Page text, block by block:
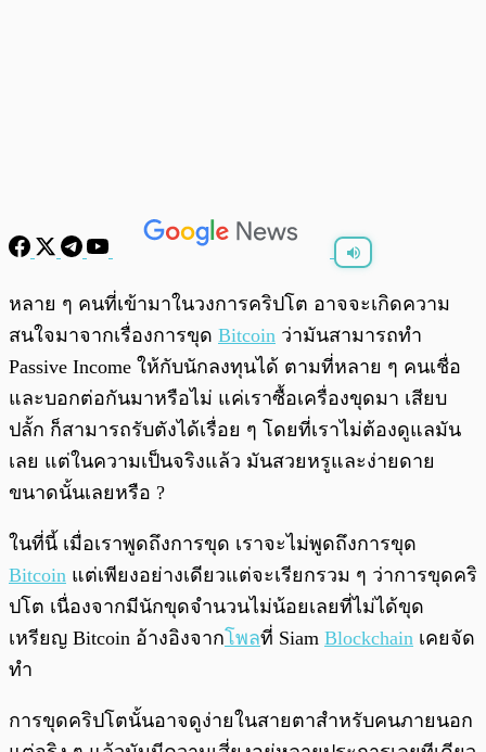
พร้อมเล่น 0:00
หลาย ๆ คนที่เข้ามาในวงการคริปโต อาจจะเกิดความ
สนใจมาจากเรื่องการขุด Bitcoin ว่ามันสามารถทำ
Passive Income ให้กับนักลงทุนได้ ตามที่หลาย ๆ คนเชื่อ
และบอกต่อกันมาหรือไม่ แค่เราซื้อเครื่องขุดมา เสียบ
ปลั้ก ก็สามารถรับตังได้เรื่อย ๆ โดยที่เราไม่ต้องดูแลมัน
เลย แต่ในความเป็นจริงแล้ว มันสวยหรูและง่ายดาย
ขนาดนั้นเลยหรือ ?
ในที่นี้ เมื่อเราพูดถึงการขุด เราจะไม่พูดถึงการขุด
Bitcoin แต่เพียงอย่างเดียวแต่จะเรียกรวม ๆ ว่าการขุดคริ
ปโต เนื่องจากมีนักขุดจำนวนไม่น้อยเลยที่ไม่ได้ขุด
เหรียญ Bitcoin อ้างอิงจากโพลที่ Siam Blockchain เคยจัด
ทำ
การขุดคริปโตนั้นอาจดูง่ายในสายตาสำหรับคนภายนอก